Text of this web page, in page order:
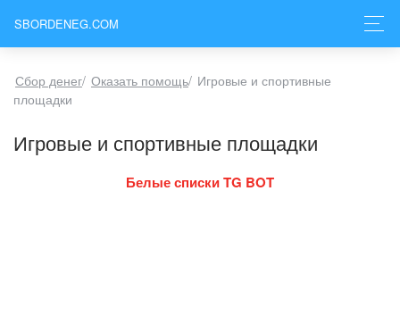
SBORDENEG.COM
Сбор денег/ Оказать помощь/ Игровые и спортивные
площадки
Игровые и спортивные площадки
Белые списки TG BOT